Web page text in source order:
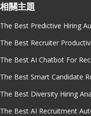
相關主題
The Best Predictive Hiring
The Best Recruiter
The Best AI Chatbot For
The Best Smart Candidate
The Best Diversity Hiring
The Best AI Recruitment